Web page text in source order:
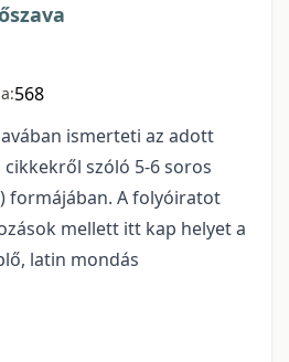
568
ismerteti az adott
szóló 5-6 soros
formájában. A folyóiratot
mellett itt kap helyet a
latin mondás